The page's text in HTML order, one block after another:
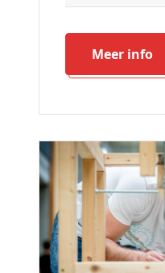
Meer info